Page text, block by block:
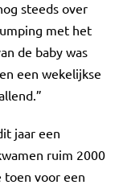
steeds over
met het
de baby was
een wekelijkse
jaar een
ruim 2000
toen voor een